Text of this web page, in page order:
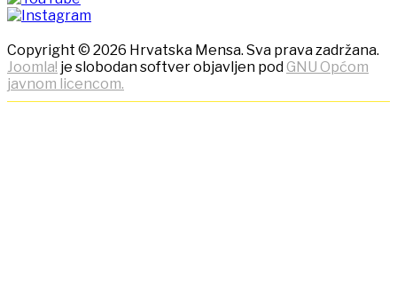
Copyright © 2026 Hrvatska Mensa. Sva prava zadržana.
Joomla! je slobodan softver objavljen pod GNU Općom
javnom licencom.